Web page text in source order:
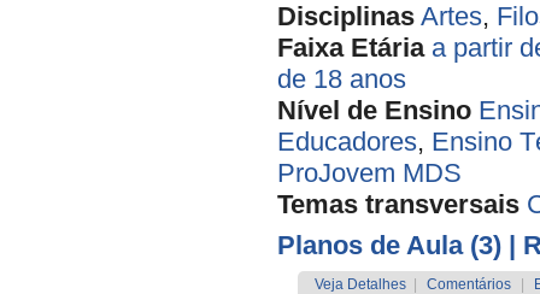
Disciplinas Artes,
Faixa Etária a partir
de 18 anos
Nível de Ensino
Educadores, Ensino
ProJovem MDS
Temas transversais
Planos de Aula (3) |
Veja Detalhes Comentários